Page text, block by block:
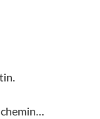
chemin…